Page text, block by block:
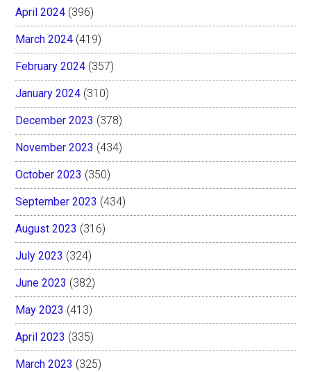
April 2024 (396)
March 2024 (419)
February 2024 (357)
January 2024 (310)
December 2023 (378)
November 2023 (434)
October 2023 (350)
September 2023 (434)
August 2023 (316)
July 2023 (324)
June 2023 (382)
May 2023 (413)
April 2023 (335)
March 2023 (325)